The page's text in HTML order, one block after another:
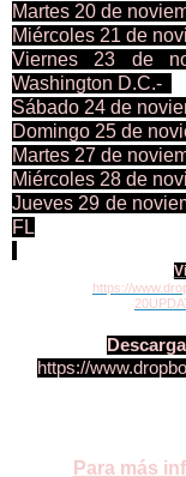
Martes 20 de
Miércoles 21 de
Viernes 23 de
Washington D.C.-
Sábado 24 de
Domingo 25 de
Martes 27 de
Miércoles 28 de
Jueves 29 de
FL
https://
https://
Para más